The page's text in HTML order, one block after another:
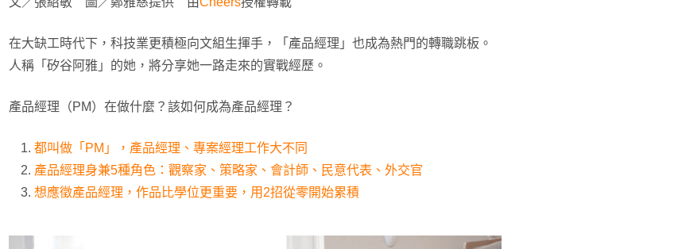
在大缺工時代下，科技業更積極向文組生揮手，「產品經理」也成為熱門的轉職跳板。
人稱「矽谷阿雅」的她，將分享她一路走來的實戰經歷。
產品經理（PM）在做什麼？該如何成為產品經理？
都叫做「PM」，產品經理、專案經理工作大不同
產品經理身兼5種角色：觀察家、策略家、會計師、民意代表、外交官
想應徵產品經理，作品比學位更重要，用2招從零開始累積